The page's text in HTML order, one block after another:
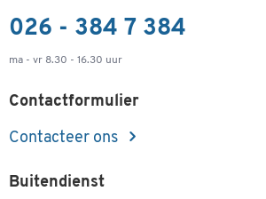
026 - 384 7 384
ma - vr 8.30 - 16.30 uur
Contactformulier
Contacteer ons
Buitendienst